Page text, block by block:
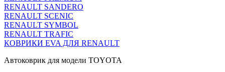
RENAULT SANDERO
RENAULT SCENIC
RENAULT SYMBOL
RENAULT TRAFIC
КОВРИКИ EVA ДЛЯ RENAULT
Автоковрик для модели TOYOTA